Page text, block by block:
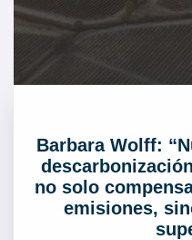
Barbara Wolff:
no solo
emisiones,